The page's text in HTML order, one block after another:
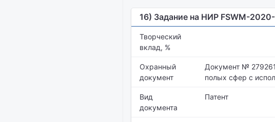
16) Задание на НИР FSWM-
Творческий
вклад, %
Охранный
документ
Документ №
полых сфер с
Вид
документа
Патент